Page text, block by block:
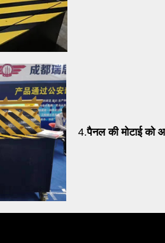
4.पैनल की मोटाई को